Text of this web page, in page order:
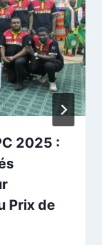
2025 :
Prix de